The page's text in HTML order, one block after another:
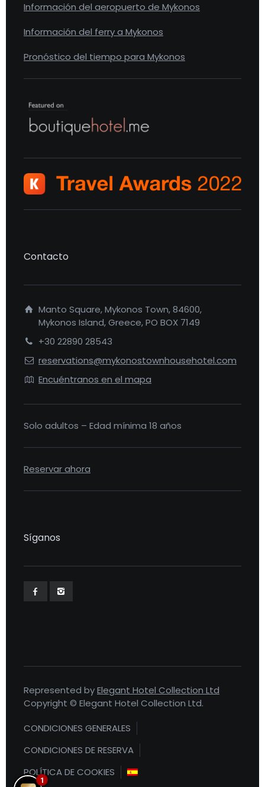
Información del aeropuerto de Mykonos
Información del ferry a Mykonos
Pronóstico del tiempo para Mykonos
Contacto
Manto Square, Mykonos Town, 84600,
Mykonos Island, Greece, PO BOX 7149
+30 22890 28543
reservations@mykonostownhousehotel.com
Encuéntranos en el mapa
Solo adultos – Edad mínima 18 años
Reservar ahora
Síganos
Represented byElegant Hotel Collection Ltd
Copyright © Elegant Hotel Collection Ltd.
CONDICIONES GENERALES
CONDICIONES DE RESERVA
POLÍTICA DE COOKIES
1